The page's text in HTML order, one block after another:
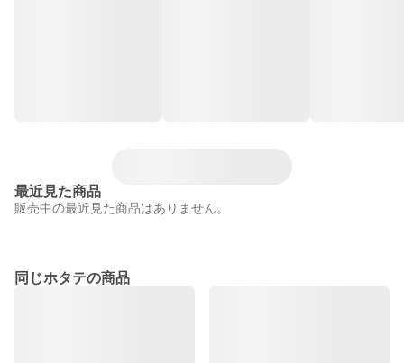
最近見た商品
販売中の最近見た商品はありません。
同じホタテの商品